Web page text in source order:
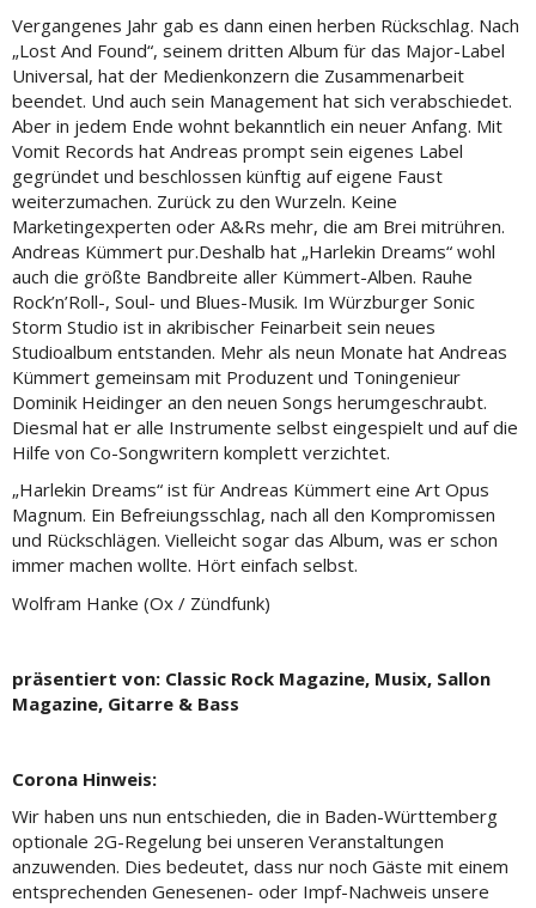
Vergangenes Jahr gab es dann einen herben Rückschlag. Nach
„Lost And Found“, seinem dritten Album für das Major-Label
Universal, hat der Medienkonzern die Zusammenarbeit
beendet. Und auch sein Management hat sich verabschiedet.
Aber in jedem Ende wohnt bekanntlich ein neuer Anfang. Mit
Vomit Records hat Andreas prompt sein eigenes Label
gegründet und beschlossen künftig auf eigene Faust
weiterzumachen. Zurück zu den Wurzeln. Keine
Marketingexperten oder A&Rs mehr, die am Brei mitrühren.
Andreas Kümmert pur.Deshalb hat „Harlekin Dreams“ wohl
auch die größte Bandbreite aller Kümmert-Alben. Rauhe
Rock’n’Roll-, Soul- und Blues-Musik. Im Würzburger Sonic
Storm Studio ist in akribischer Feinarbeit sein neues
Studioalbum entstanden. Mehr als neun Monate hat Andreas
Kümmert gemeinsam mit Produzent und Toningenieur
Dominik Heidinger an den neuen Songs herumgeschraubt.
Diesmal hat er alle Instrumente selbst eingespielt und auf die
Hilfe von Co-Songwritern komplett verzichtet.
„Harlekin Dreams“ ist für Andreas Kümmert eine Art Opus
Magnum. Ein Befreiungsschlag, nach all den Kompromissen
und Rückschlägen. Vielleicht sogar das Album, was er schon
immer machen wollte. Hört einfach selbst.
Wolfram Hanke (Ox / Zündfunk)
präsentiert von: Classic Rock Magazine, Musix, Sallon
Magazine, Gitarre & Bass
Corona Hinweis:
Wir haben uns nun entschieden, die in Baden-Württemberg
optionale 2G-Regelung bei unseren Veranstaltungen
anzuwenden. Dies bedeutet, dass nur noch Gäste mit einem
entsprechenden Genesenen- oder Impf-Nachweis unsere